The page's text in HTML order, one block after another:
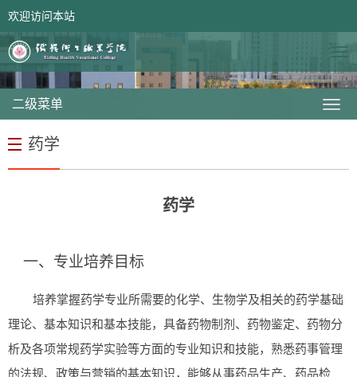
欢迎访问本站
网站首页 领导信箱
二级菜单
药学
药学
一、专业培养目标
培养掌握药学专业所需要的化学、生物学及相关的药学基础
理论、基本知识和基本技能，具备药物制剂、药物鉴定、药物分
析及各项常规药学实验等方面的专业知识和技能，熟悉药事管理
的法规、政策与营销的基本知识，能够从事药品生产、药品检